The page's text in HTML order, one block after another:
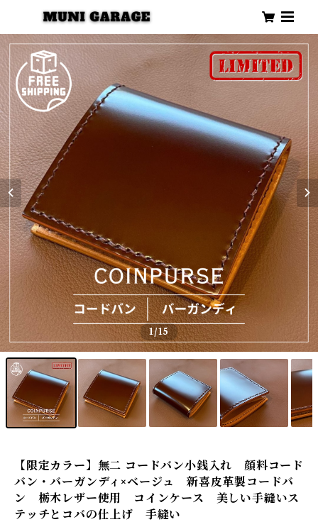
1/15
【限定カラー】無二 コードバン小銭入れ 顔料コード
バン・バーガンディ×ベージュ 新喜皮革製コードバ
ン 栃木レザー使用 コインケース 美しい手縫いス
テッチとコバの仕上げ 手縫い